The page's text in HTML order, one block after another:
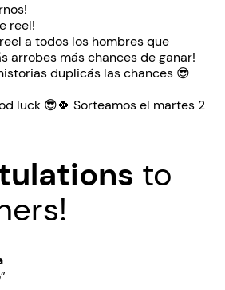
reel!
a todos los hombres que
arrobes más chances de ganar!
duplicás las chances 😎
luck 😎🍀 Sorteamos el martes 2
to